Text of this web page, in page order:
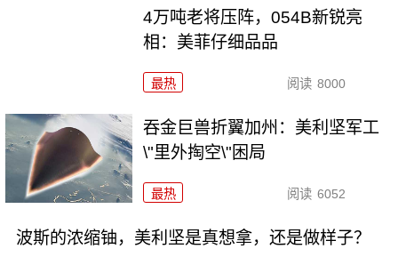
4万吨老将压阵，054B新锐亮
相：美菲仔细品品
最热 阅读 8000
吞金巨兽折翼加州：美利坚军工
\"里外掏空\"困局
最热 阅读 6052
波斯的浓缩铀，美利坚是真想拿，还是做样子？